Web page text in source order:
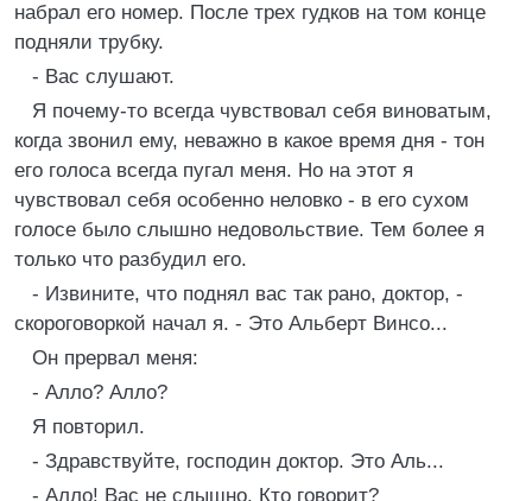
набрал его номер. После трех гудков на том конце
подняли трубку.
- Вас слушают.
Я почему-то всегда чувствовал себя виноватым,
когда звонил ему, неважно в какое время дня - тон
его голоса всегда пугал меня. Но на этот я
чувствовал себя особенно неловко - в его сухом
голосе было слышно недовольствие. Тем более я
только что разбудил его.
- Извините, что поднял вас так рано, доктор, -
скороговоркой начал я. - Это Альберт Винсо...
Он прервал меня:
- Алло? Алло?
Я повторил.
- Здравствуйте, господин доктор. Это Аль...
- Алло! Вас не слышно. Кто говорит?